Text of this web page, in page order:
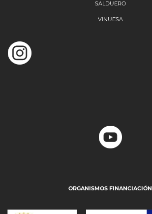
SALDUERO
VINUESA
ORGANISMOS FINANCIACIÓN